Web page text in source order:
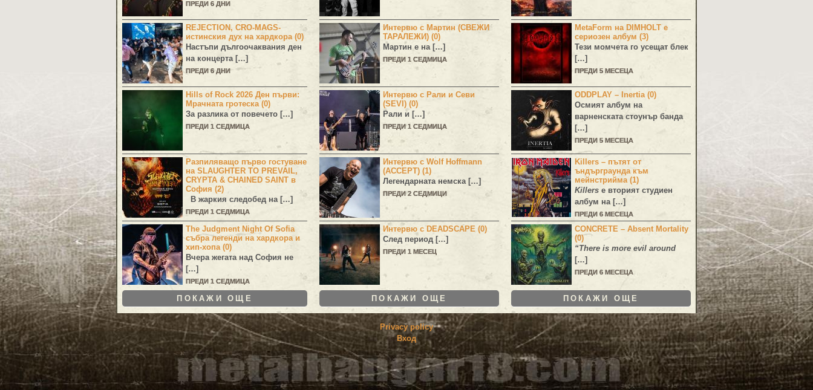
ПРЕДИ 6 ДНИ
REJECTION, CRO-MAGS-
истинския дух на хардкора (0)
Настъпи дългоочаквания ден
на концерта […]
ПРЕДИ 6 ДНИ
Hills of Rock 2026 Ден първи:
Мрачната гротеска (0)
За разлика от повечето […]
ПРЕДИ 1 СЕДМИЦА
Разпиляващо първо гостуване
на SLAUGHTER TO PREVAIL,
CRYPTA & CHAINED SAINT в
София (2)
В жаркия следобед на […]
ПРЕДИ 1 СЕДМИЦА
The Judgment Night Of Sofia
събра легенди на хардкора и
хип-хопа (0)
Вчера жегата над София не
[…]
ПРЕДИ 1 СЕДМИЦА
ПОКАЖИ ОЩЕ
Интервю с Мартин (СВЕЖИ
ТАРАЛЕЖИ) (0)
Мартин е на […]
ПРЕДИ 1 СЕДМИЦА
Интервю с Рали и Севи
(SEVI) (0)
Рали и […]
ПРЕДИ 1 СЕДМИЦА
Интервю с Wolf Hoffmann
(ACCEPT) (1)
Легендарната немска […]
ПРЕДИ 2 СЕДМИЦИ
Интервю с DEADSCAPE (0)
След период […]
ПРЕДИ 1 МЕСЕЦ
ПОКАЖИ ОЩЕ
MetaForm на DIMHOLT е
сериозен албум (3)
Тези момчета го усещат блек
[…]
ПРЕДИ 5 МЕСЕЦА
ODDPLAY – Inertia (0)
Осмият албум на
варненската стоунър банда
[…]
ПРЕДИ 5 МЕСЕЦА
Killers – пътят от
ъндърграунда към
мейнстрийма (1)
Killers е вторият студиен
албум на […]
ПРЕДИ 6 МЕСЕЦА
CONCRETE – Absent Mortality
(0)
“There is more evil around
[…]
ПРЕДИ 6 МЕСЕЦА
ПОКАЖИ ОЩЕ
Privacy policy
Вход